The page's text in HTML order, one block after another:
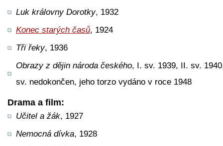
Luk královny Dorotky, 1932
Konec starých časů, 1924
Tři řeky, 1936
Obrazy z dějin národa českého, I. sv. 1939, II. sv.
sv. nedokončen, jeho torzo vydáno v roce 1948
Drama a film:
Učitel a žák, 1927
Nemocná dívka, 1928